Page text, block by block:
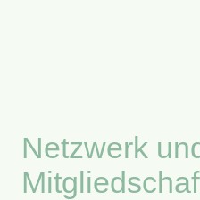
Netzwerk